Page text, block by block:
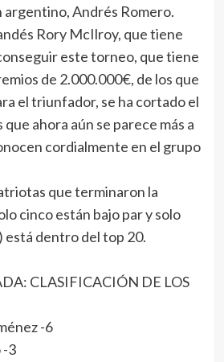
Andrés Romero.
Rory McIlroy, que tiene
este torneo, que tiene
de 2.000.000€, de los que
el triunfador, se ha cortado el
ahora aún se parece más a
cordialmente en el grupo
que terminaron la
cinco están bajo par y solo
está dentro del top 20.
CLASIFICACIÓN DE LOS
-6
-3